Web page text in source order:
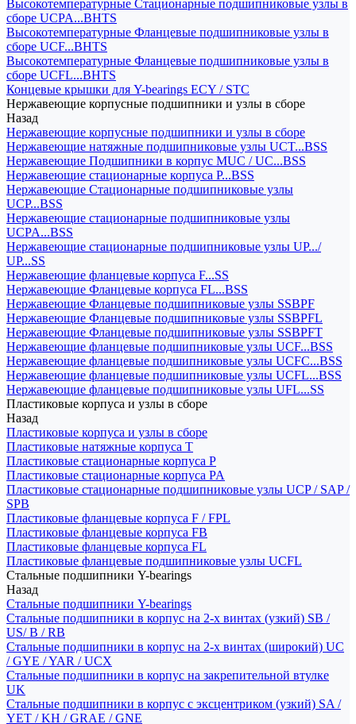
Высокотемпературные Стационарные подшипниковые узлы в
сборе UCPA...BHTS
Высокотемпературные Фланцевые подшипниковые узлы в
сборе UCF...BHTS
Высокотемпературные Фланцевые подшипниковые узлы в
сборе UCFL...BHTS
Концевые крышки для Y-bearings ECY / STC
Нержавеющие корпусные подшипники и узлы в сборе
Назад
Нержавеющие корпусные подшипники и узлы в сборе
Нержавеющие натяжные подшипниковые узлы UCT...BSS
Нержавеющие Подшипники в корпус MUC / UC...BSS
Нержавеющие стационарные корпуса P...BSS
Нержавеющие Стационарные подшипниковые узлы
UCP...BSS
Нержавеющие стационарные подшипниковые узлы
UCPA...BSS
Нержавеющие стационарные подшипниковые узлы UP.../
UP...SS
Нержавеющие фланцевые корпуса F...SS
Нержавеющие Фланцевые корпуса FL...BSS
Нержавеющие Фланцевые подшипниковые узлы SSBPF
Нержавеющие Фланцевые подшипниковые узлы SSBPFL
Нержавеющие Фланцевые подшипниковые узлы SSBPFT
Нержавеющие фланцевые подшипниковые узлы UCF...BSS
Нержавеющие фланцевые подшипниковые узлы UCFC...BSS
Нержавеющие фланцевые подшипниковые узлы UCFL...BSS
Нержавеющие фланцевые подшипниковые узлы UFL...SS
Пластиковые корпуса и узлы в сборе
Назад
Пластиковые корпуса и узлы в сборе
Пластиковые натяжные корпуса T
Пластиковые стационарные корпуса P
Пластиковые стационарные корпуса PA
Пластиковые стационарные подшипниковые узлы UCP / SAP /
SPB
Пластиковые фланцевые корпуса F / FPL
Пластиковые фланцевые корпуса FB
Пластиковые фланцевые корпуса FL
Пластиковые фланцевые подшипниковые узлы UCFL
Стальные подшипники Y-bearings
Назад
Стальные подшипники Y-bearings
Стальные подшипники в корпус на 2-х винтах (узкий) SB /
US/ B / RB
Стальные подшипники в корпус на 2-х винтах (широкий) UC
/ GYE / YAR / UCX
Стальные подшипники в корпус на закрепительной втулке
UK
Стальные подшипники в корпус с эксцентриком (узкий) SA /
YET / KH / GRAE / GNE